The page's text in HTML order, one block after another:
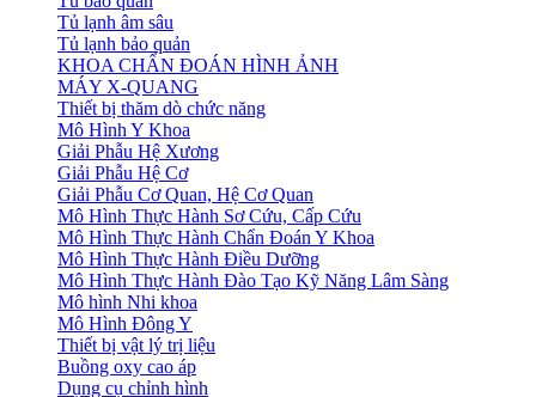
Tủ lạnh âm sâu
Tủ lạnh bảo quản
KHOA CHẨN ĐOÁN HÌNH ẢNH
MÁY X-QUANG
Thiết bị thăm dò chức năng
Mô Hình Y Khoa
Giải Phẫu Hệ Xương
Giải Phẫu Hệ Cơ
Giải Phẫu Cơ Quan, Hệ Cơ Quan
Mô Hình Thực Hành Sơ Cứu, Cấp Cứu
Mô Hình Thực Hành Chẩn Đoán Y Khoa
Mô Hình Thực Hành Điều Dưỡng
Mô Hình Thực Hành Đào Tạo Kỹ Năng Lâm Sàng
Mô hình Nhi khoa
Mô Hình Đông Y
Thiết bị vật lý trị liệu
Buồng oxy cao áp
Dụng cụ chỉnh hình